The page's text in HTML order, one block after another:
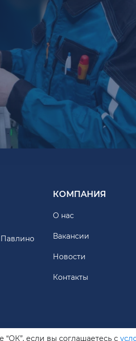
Павлино
КОМПАНИЯ
О нас
Вакансии
Новости
Контакты
“ОК”, если вы соглашаетесь с